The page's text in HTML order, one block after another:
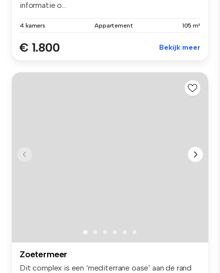
informatie o...
4 kamers Appartement 105 m²
€ 1.800 Bekijk meer
Zoetermeer
Dit complex is een ‘mediterrane oase’ aan de rand